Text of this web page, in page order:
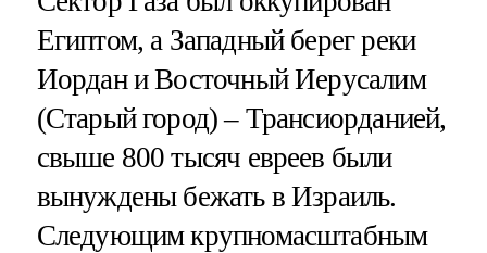
Египтом, а Западный берег реки
Иордан и Восточный Иерусалим
(Старый город) – Трансиорданией,
свыше 800 тысяч евреев были
вынуждены бежать в Израиль.
Следующим крупномасштабным